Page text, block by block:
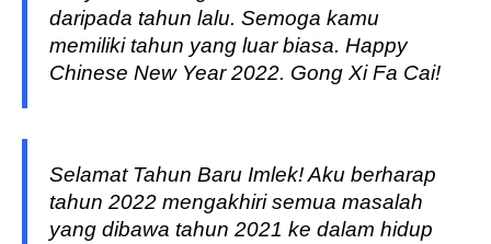
daripada tahun lalu. Semoga kamu
memiliki tahun yang luar biasa. Happy
Chinese New Year 2022. Gong Xi Fa Cai!
Selamat Tahun Baru Imlek! Aku berharap
tahun 2022 mengakhiri semua masalah
yang dibawa tahun 2021 ke dalam hidup